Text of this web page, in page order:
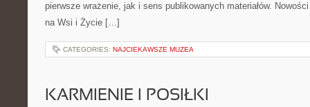
pierwsze wrażenie, jak i sens publikowanych materiałów.
na Wsi i Życie […]
CATEGORIES: NAJCIEKAWSZE MUZEA
KARMIENIE I POSIŁKI